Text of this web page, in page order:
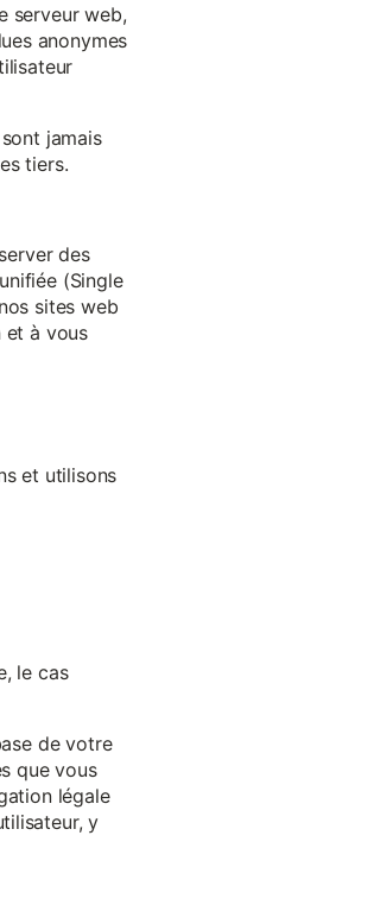
serveur web,
anonymes
jamais
tiers.
des
(Single
sites web
et à vous
et utilisons
le cas
de votre
que vous
légale
y